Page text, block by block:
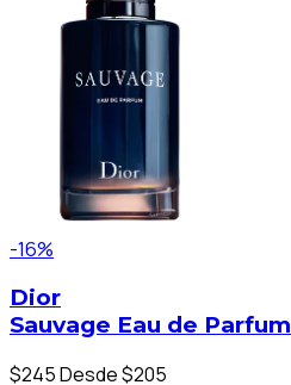
-16%
Dior
Sauvage Eau de Parfum
$245Desde $205